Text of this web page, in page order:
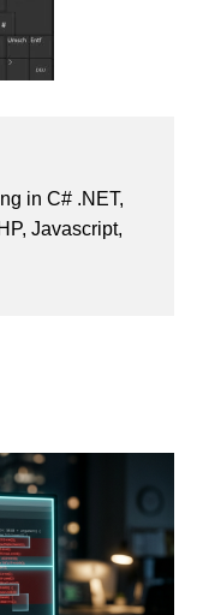
in C# .NET,
Javascript,